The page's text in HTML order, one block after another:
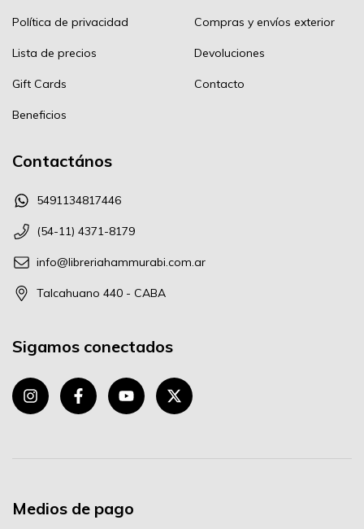
Política de privacidad
Lista de precios
Gift Cards
Beneficios
Compras y envíos exterior
Devoluciones
Contacto
Contactános
5491134817446
(54-11) 4371-8179
info@libreriahammurabi.com.ar
Talcahuano 440 - CABA
Sigamos conectados
Medios de pago